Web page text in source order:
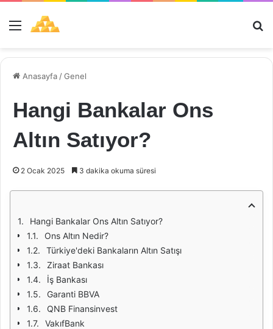
Menü
Anasayfa /Genel
Hangi Bankalar Ons
Altın Satıyor?
2 Ocak 2025 3 dakika okuma süresi
Hangi Bankalar Ons Altın Satıyor?
Ons Altın Nedir?
Türkiye'deki Bankaların Altın Satışı
Ziraat Bankası
İş Bankası
Garanti BBVA
QNB Finansinvest
VakıfBank